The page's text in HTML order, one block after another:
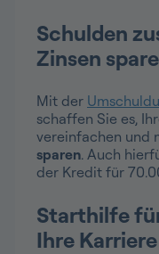
Schulden
Zinsen
Mit der
schaffen Sie es,
vereinfachen und
sparen. Auch
der Kredit für
Starthilfe
Ihre Karriere